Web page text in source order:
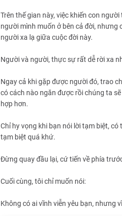
Trên thế gian này, việc khiến con
người mình muốn ở bên cả đời,
người xa lạ giữa cuộc đời này.
Người và người, thực sự rất dễ rời xa
Ngay cả khi gặp được người đó, trao
có cách nào ngăn được rồi chúng ta
hợp hơn.
Chỉ hy vọng khi bạn nói lời tạm biệt,
tạm biệt quá khứ.
Đừng quay đầu lại, cứ tiến về phía
Cuối cùng, tôi chỉ muốn nói:
Không có ai vĩnh viễn yêu bạn, nhưng